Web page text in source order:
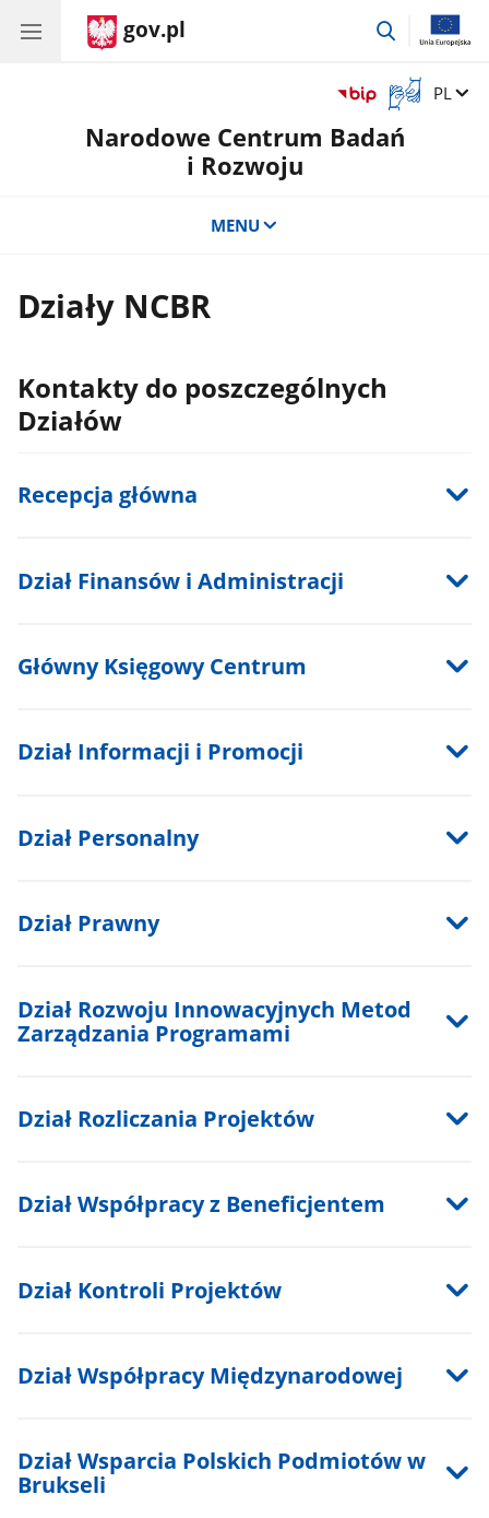
gov.pl
przejdź
Otwórz
okno
z
Zmień
PL
Narodowe Centrum Badań
i Rozwoju
MENU
Działy NCBR
Kontakty do poszczególnych
Działów
Recepcja główna
Dział Finansów i Administracji
Główny Księgowy Centrum
Dział Informacji i Promocji
Dział Personalny
Dział Prawny
Dział Rozwoju Innowacyjnych Metod
Zarządzania Programami
Dział Rozliczania Projektów
Dział Współpracy z Beneficjentem
Dział Kontroli Projektów
Dział Współpracy Międzynarodowej
Dział Wsparcia Polskich Podmiotów w
Brukseli